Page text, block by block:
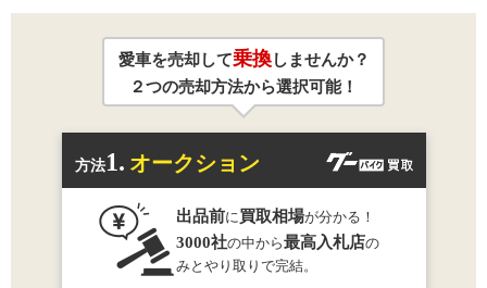
愛車を売却して乗換しませんか？
２つの売却方法から選択可能！
方法1. オークション
出品前に買取相場が分かる！
3000社の中から最高入札店の
みとやり取りで完結。